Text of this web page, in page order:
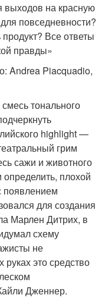
выходов на красную
повседневности?
Все ответы
правды»
Andrea Piacquadio,
тонального
highlight —
грим
сажи и животного
плохой
появлением
для создания
Марлен Дитрих, в
схему
не
это средство
Дженнер.